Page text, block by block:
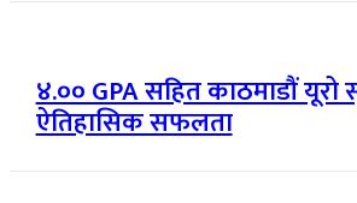
४.०० GPA सहित काठमाडौं
ऐतिहासिक सफलता